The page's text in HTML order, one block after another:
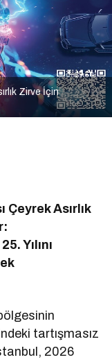
Zirve İçin
Çeyrek Asırlık
Yılını
tartışmasız
2026